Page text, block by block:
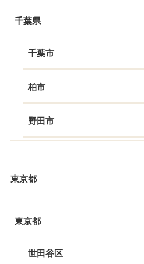
千葉県
千葉市
柏市
野田市
東京都
東京都
世田谷区